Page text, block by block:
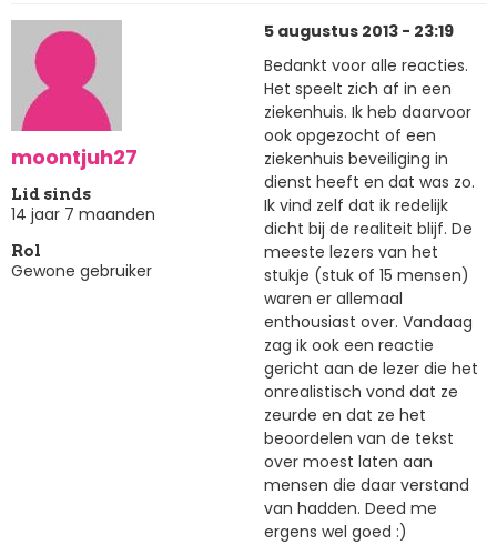
moontjuh27
Lid sinds
14 jaar 7 maanden
Rol
Gewone gebruiker
5 augustus 2013 - 23:19
Bedankt voor alle reacties.
Het speelt zich af in een
ziekenhuis. Ik heb daarvoor
ook opgezocht of een
ziekenhuis beveiliging in
dienst heeft en dat was zo.
Ik vind zelf dat ik redelijk
dicht bij de realiteit blijf. De
meeste lezers van het
stukje (stuk of 15 mensen)
waren er allemaal
enthousiast over. Vandaag
zag ik ook een reactie
gericht aan de lezer die het
onrealistisch vond dat ze
zeurde en dat ze het
beoordelen van de tekst
over moest laten aan
mensen die daar verstand
van hadden. Deed me
ergens wel goed :)